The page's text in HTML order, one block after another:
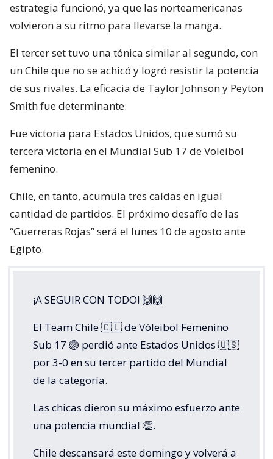
estrategia funcionó, ya que las norteamericanas
volvieron a su ritmo para llevarse la manga.
El tercer set tuvo una tónica similar al segundo, con
un Chile que no se achicó y logró resistir la potencia
de sus rivales. La eficacia de Taylor Johnson y Peyton
Smith fue determinante.
Fue victoria para Estados Unidos, que sumó su
tercera victoria en el Mundial Sub 17 de Voleibol
femenino.
Chile, en tanto, acumula tres caídas en igual
cantidad de partidos. El próximo desafío de las
“Guerreras Rojas” será el lunes 10 de agosto ante
Egipto.
¡A SEGUIR CON TODO! 🙌🙌
El Team Chile 🇨🇱 de Vóleibol Femenino
Sub 17 🏐 perdió ante Estados Unidos 🇺🇸
por 3-0 en su tercer partido del Mundial
de la categoría.
Las chicas dieron su máximo esfuerzo ante
una potencia mundial 👏.
Chile descansará este domingo y volverá a